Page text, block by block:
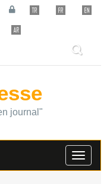
journal"
Toggle